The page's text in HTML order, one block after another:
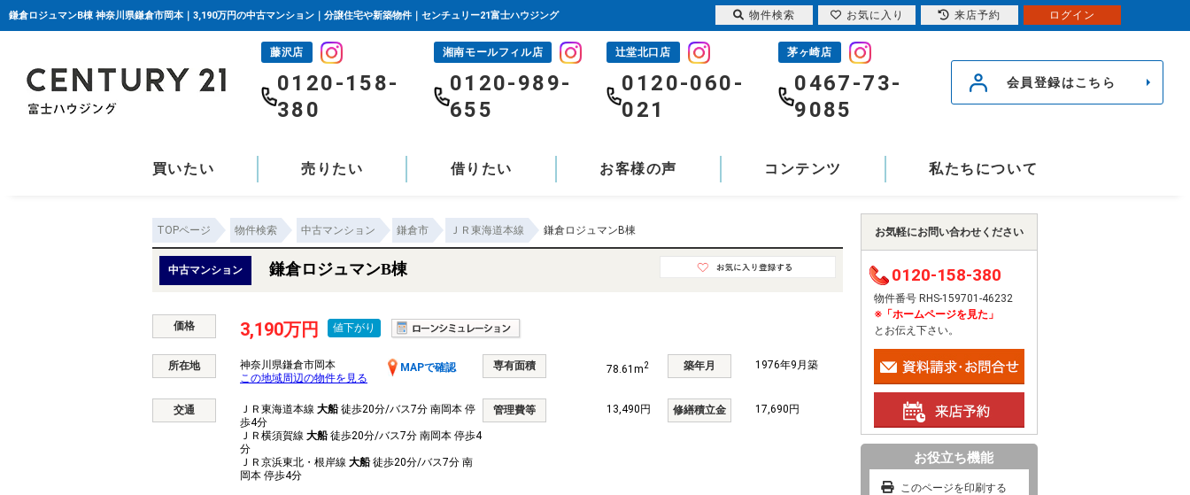
鎌倉ロジュマンB棟 神奈川県鎌倉市岡本｜3,190万円の中古マンション｜分譲住宅や新築物件｜センチュリー21富士ハウジング
藤沢店
0120-158-
380
湘南モールフィル店
0120-989-
655
辻堂北口店
0120-060-
021
茅ヶ崎店
0467-73-
9085
会員登録はこちら
買いたい 売りたい 借りたい お客様の声 コンテンツ 私たちについて
TOPページ 物件検索 中古マンション 鎌倉市 ＪＲ東海道本線 鎌倉ロジュマンB棟
中古マンション 鎌倉ロジュマンB棟
価格 3,190万円 値下がり
所在地 神奈川県鎌倉市岡本
MAPで確認
この地域周辺の物件を見る
専有面積 78.61m2 築年月 1976年9月築
交通 ＪＲ東海道本線 大船徒歩20分/バス7分 南岡本 停
歩4分
ＪＲ横須賀線 大船徒歩20分/バス7分 南岡本 停歩4
分
ＪＲ京浜東北・根岸線 大船徒歩20分/バス7分 南
岡本 停歩4分
管理費等 13,490円 修繕積立金 17,690円
お気軽にお問い合わせください
0120-158-380
物件番号 RHS-159701-46232
※「ホームページを見た」
とお伝え下さい。
お役立ち機能
このページを印刷する
物件検索 お気に入り 来店予約 ログイン